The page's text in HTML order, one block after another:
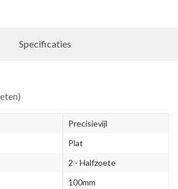
Specificaties
Precisievijl
Plat
2 - Halfzoete
100mm